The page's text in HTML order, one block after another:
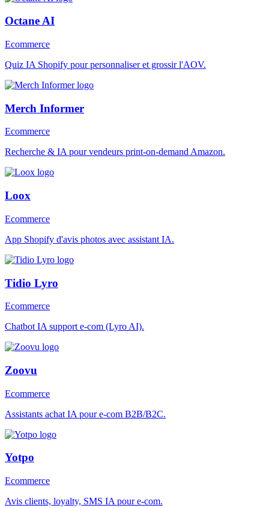
Octane AI
Ecommerce
Quiz IA Shopify pour personnaliser et grossir l'AOV.
Merch Informer
Ecommerce
Recherche & IA pour vendeurs print-on-demand Amazon.
Loox
Ecommerce
App Shopify d'avis photos avec assistant IA.
Tidio Lyro
Ecommerce
Chatbot IA support e-com (Lyro AI).
Zoovu
Ecommerce
Assistants achat IA pour e-com B2B/B2C.
Yotpo
Ecommerce
Avis clients, loyalty, SMS IA pour e-com.